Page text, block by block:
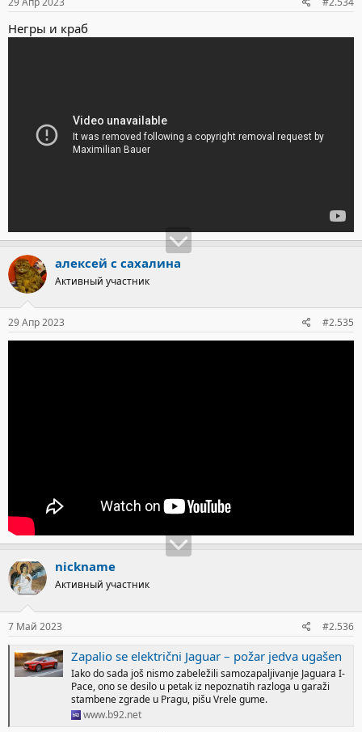
Негры и краб
алексей с сахалина
Активный участник
29 Апр 2023 #2.535
nickname
Активный участник
7 Май 2023 #2.536
Zapalio se električni Jaguar – požar jedva ugašen
Iako do sada još nismo zabeležili samozapaljivanje Jaguara I-
Pace, ono se desilo u petak iz nepoznatih razloga u garaži
stambene zgrade u Pragu, pišu Vrele gume.
www.b92.net